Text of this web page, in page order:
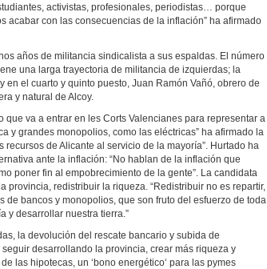
activistas, profesionales, periodistas… porque
acabar con las consecuencias de la inflación” ha afirmado
años de militancia sindicalista a sus espaldas. El número
una larga trayectoria de militancia de izquierdas; la
en el cuarto y quinto puesto, Juan Ramón Vañó, obrero de
y natural de Alcoy.
va a entrar en les Corts Valencianes para representar a
y grandes monopolios, como las eléctricas” ha afirmado la
de Alicante al servicio de la mayoría”. Hurtado ha
ante la inflación: “No hablan de la inflación que
poner fin al empobrecimiento de la gente”. La candidata
provincia, redistribuir la riqueza. “Redistribuir no es repartir,
bancos y monopolios, que son fruto del esfuerzo de toda
y desarrollar nuestra tierra.”
la devolución del rescate bancario y subida de
desarrollando la provincia, crear más riqueza y
las hipotecas, un ‘bono energético‘ para las pymes